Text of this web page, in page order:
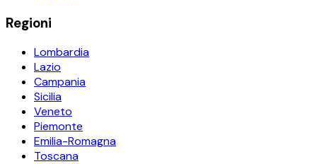
Regioni
Lombardia
Lazio
Campania
Sicilia
Veneto
Piemonte
Emilia-Romagna
Toscana